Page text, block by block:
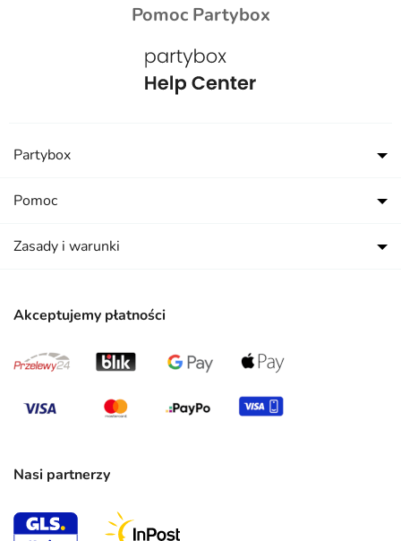
Pomoc Partybox
Akceptujemy płatności
Nasi partnerzy
Partybox
Pomoc
Zasady i warunki